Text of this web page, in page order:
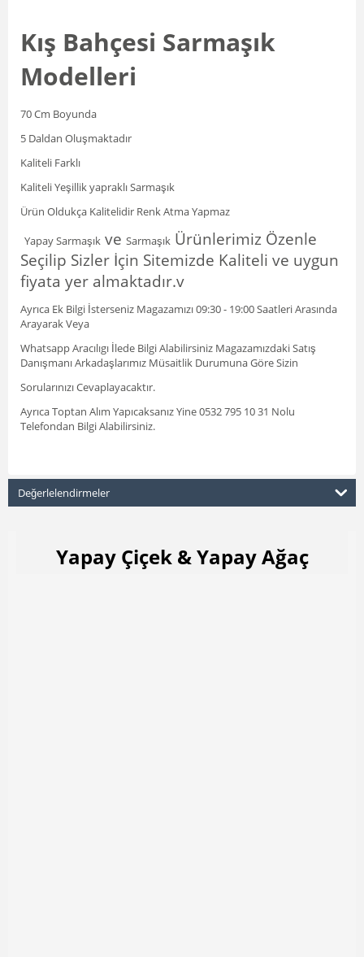
Kış Bahçesi Sarmaşık
Modelleri
70 Cm Boyunda
5 Daldan Oluşmaktadır
Kaliteli Farklı
Kaliteli Yeşillik yapraklı Sarmaşık
Ürün Oldukça Kalitelidir Renk Atma Yapmaz
Yapay Sarmaşık ve Sarmaşık Ürünlerimiz Özenle
Seçilip Sizler İçin Sitemizde Kaliteli ve uygun
fiyata yer almaktadır.v
Ayrıca Ek Bilgi İsterseniz Magazamızı 09:30 - 19:00 Saatleri Arasında
Arayarak Veya
Whatsapp Aracılıgı İlede Bilgi Alabilirsiniz Magazamızdaki Satış
Danışmanı Arkadaşlarımız Müsaitlik Durumuna Göre Sizin
Sorularınızı Cevaplayacaktır.
Ayrıca Toptan Alım Yapıcaksanız Yine 0532 795 10 31 Nolu
Telefondan Bilgi Alabilirsiniz.
Değerlelendirmeler
Yapay Çiçek & Yapay Ağaç